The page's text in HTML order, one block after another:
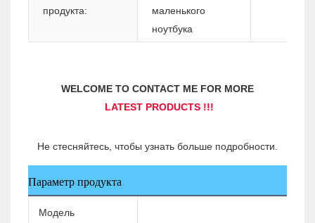
продукта:
маленького
ноутбука
Параметр продукта
Модель